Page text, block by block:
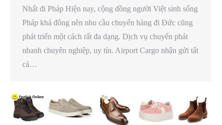
Nhất đi Pháp Hiện nay, cộng đồng người Việt sinh sống
Pháp khá đông nên nhu cầu chuyển hàng đi Đức cũng
phát triển một cách rất đa dạng. Dịch vụ chuyển phát
nhanh chuyên nghiệp, uy tín. Airport Cargo nhận gửi tất
cả…